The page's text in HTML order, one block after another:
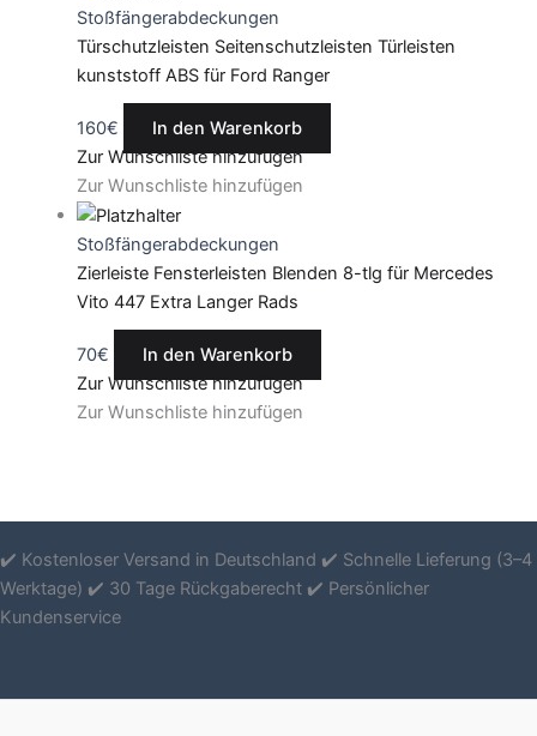
Stoßfängerabdeckungen
Türschutzleisten Seitenschutzleisten Türleisten
kunststoff ABS für Ford Ranger
160€
In den Warenkorb
Zur Wunschliste hinzufügen
Zur Wunschliste hinzufügen
Stoßfängerabdeckungen
Zierleiste Fensterleisten Blenden 8-tlg für Mercedes
Vito 447 Extra Langer Rads
70€
In den Warenkorb
Zur Wunschliste hinzufügen
Zur Wunschliste hinzufügen
✔️ Kostenloser Versand in Deutschland ✔️ Schnelle Lieferung (3–4
Werktage) ✔️ 30 Tage Rückgaberecht ✔️ Persönlicher
Kundenservice